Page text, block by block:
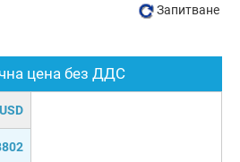
цена без ДДС
USD
Запитване